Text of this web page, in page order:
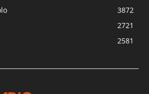
3872
2721
2581